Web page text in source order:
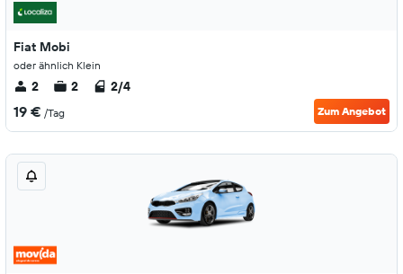
Fiat Mobi
oder ähnlich Klein
2 2 2/4
19 € /Tag Zum Angebot